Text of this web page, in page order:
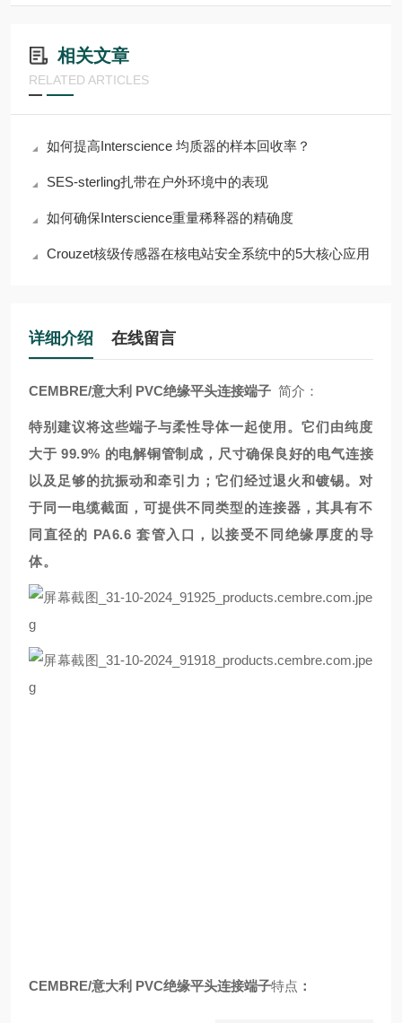
相关文章
RELATED ARTICLES
如何提高Interscience 均质器的样本回收率？
SES-sterling扎带在户外环境中的表现
如何确保Interscience重量稀释器的精确度
Crouzet核级传感器在核电站安全系统中的5大核心应用
详细介绍 在线留言
CEMBRE/意大利 PVC绝缘平头连接端子 简介：
特别建议将这些端子与柔性导体一起使用。它们由纯度
大于 99.9% 的电解铜管制成，尺寸确保良好的电气连接
以及足够的抗振动和牵引力；它们经过退火和镀锡。对
于同一电缆截面，可提供不同类型的连接器，其具有不
同直径的 PA6.6 套管入口，以接受不同绝缘厚度的导
体。
CEMBRE/意大利 PVC绝缘平头连接端子特点 ：